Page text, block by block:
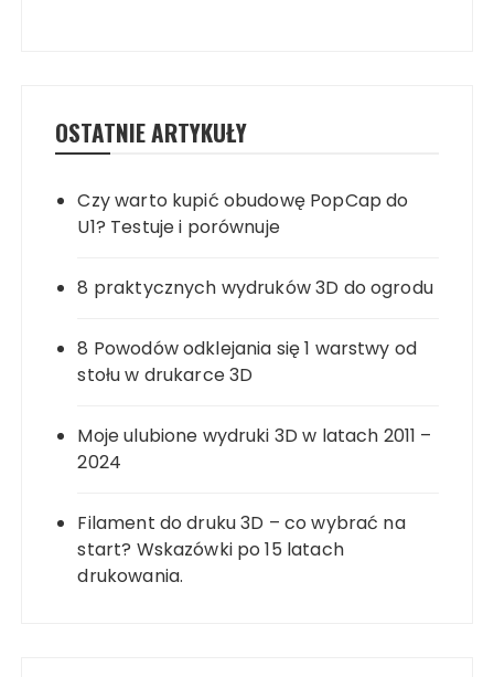
OSTATNIE ARTYKUŁY
Czy warto kupić obudowę PopCap do
U1? Testuje i porównuje
8 praktycznych wydruków 3D do ogrodu
8 Powodów odklejania się 1 warstwy od
stołu w drukarce 3D
Moje ulubione wydruki 3D w latach 2011 –
2024
Filament do druku 3D – co wybrać na
start? Wskazówki po 15 latach
drukowania.